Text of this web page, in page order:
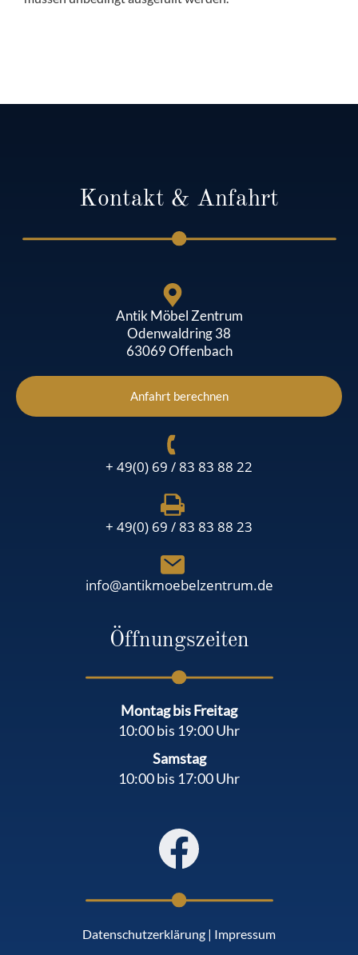
Kontakt & Anfahrt
Antik Möbel Zentrum
Odenwaldring 38
63069 Offenbach
Anfahrt berechnen
+ 49(0) 69 / 83 83 88 22
+ 49(0) 69 / 83 83 88 23
info@antikmoebelzentrum.de
Öffnungszeiten
Montag bis Freitag
10:00 bis 19:00 Uhr
Samstag
10:00 bis 17:00 Uhr
Datenschutzerklärung | Impressum